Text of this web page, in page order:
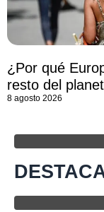
¿Por qué
resto del
8 agosto 2026